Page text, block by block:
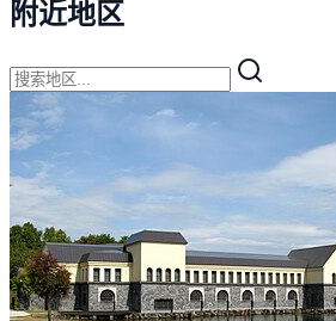
附近地区